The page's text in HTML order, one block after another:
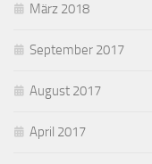
März 2018
September 2017
August 2017
April 2017